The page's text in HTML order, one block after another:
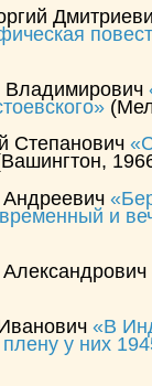
Степанович
и
В
у них